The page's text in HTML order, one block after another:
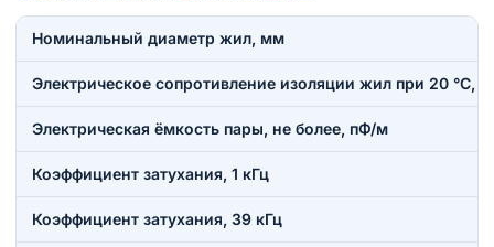
Номинальный диаметр жил, мм
Электрическое сопротивление изоляции жил при 20 °C,
Электрическая ёмкость пары, не более, пФ/м
Коэффициент затухания, 1 кГц
Коэффициент затухания, 39 кГц